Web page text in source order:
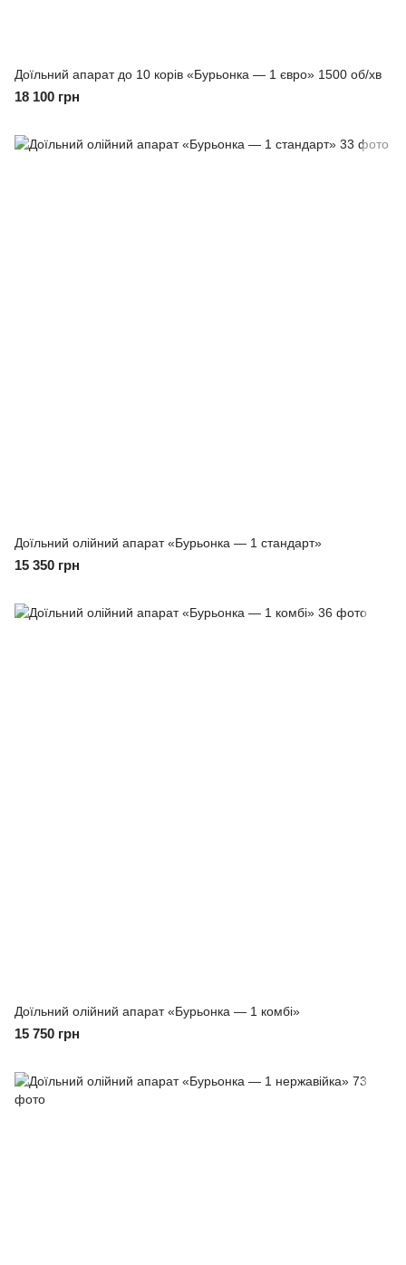
Доїльний апарат до 10 корів «Бурьонка — 1 євро» 1500 об/хв
18 100 грн
Доїльний олійний апарат «Бурьонка — 1 стандарт»
15 350 грн
Доїльний олійний апарат «Бурьонка — 1 комбі»
15 750 грн